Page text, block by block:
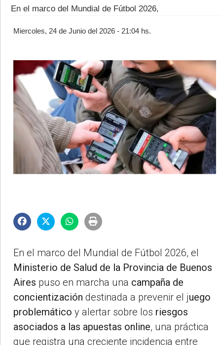
©2007/2026
En el marco del Mundial de Fútbol 2026,
Miercoles, 24 de Junio del 2026 - 21:04 hs.
En el marco del Mundial de Fútbol 2026, el
Ministerio de Salud de la Provincia de Buenos
Aires puso en marcha una campaña de
concientización destinada a prevenir el juego
problemático y alertar sobre los riesgos
asociados a las apuestas online, una práctica
que registra una creciente incidencia entre